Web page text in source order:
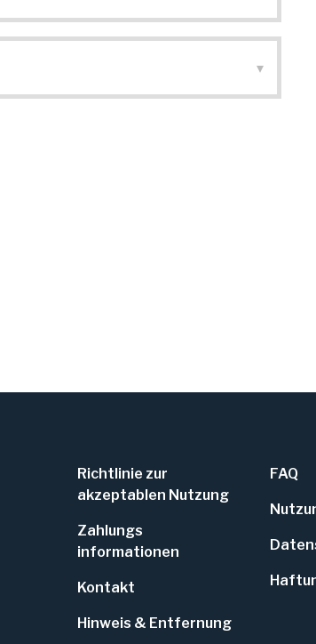
Richtlinie zur
akzeptablen Nutzung
Zahlungs
informationen
Kontakt
Hinweis & Entfernung
FAQ